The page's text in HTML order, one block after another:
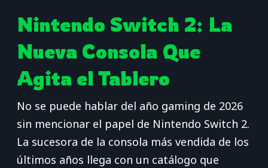
Nintendo Switch 2: La
Nueva Consola Que
Agita el Tablero
No se puede hablar del año gaming de 2026
sin mencionar el papel de Nintendo Switch 2.
La sucesora de la consola más vendida de los
últimos años llega con un catálogo que